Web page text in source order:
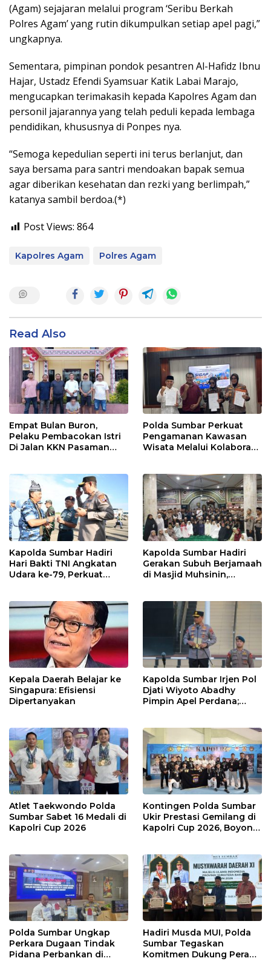
(Agam) sejajaran melalui program ‘Seribu Berkah
Polres Agam’ yang rutin dikumpulkan setiap apel pagi,”
ungkapnya.
Sementara, pimpinan pondok pesantren Al-Hafidz Ibnu
Hajar, Ustadz Efendi Syamsuar Katik Labai Marajo,
mengucapkan terimakasih kepada Kapolres Agam dan
personil jajarannya yang telah peduli kepada lembaga
pendidikan, khususnya di Ponpes nya.
“Semoga kepedulian seperti ini terus berlanjut, dan
saya bersama para santri mendoakan bapak semua
agar diberikan kesehatan dan rezki yang berlimpah,”
katanya sambil berdoa.(*)
Post Views: 864
Kapolres Agam Polres Agam
Read Also
Empat Bulan Buron,
Pelaku Pembacokan Istri
Di Jalan KKN Pasaman
Pasbar Di Provinsi
Sumatera Utara
Polda Sumbar Perkuat
Pengamanan Kawasan
Wisata Melalui Kolaborasi
Kapolda Sumbar Hadiri
Hari Bakti TNI Angkatan
Udara ke-79, Perkuat
Kapolda Sumbar Hadiri
Gerakan Subuh Berjamaah
di Masjid Muhsinin,
Kepala Daerah Belajar ke
Singapura: Efisiensi
Dipertanyakan
Kapolda Sumbar Irjen Pol
Djati Wiyoto Abadhy
Pimpin Apel Perdana;
Atlet Taekwondo Polda
Sumbar Sabet 16 Medali di
Kapolri Cup 2026
Kontingen Polda Sumbar
Ukir Prestasi Gemilang di
Kapolri Cup 2026, Boyong
Polda Sumbar Ungkap
Perkara Dugaan Tindak
Pidana Perbankan di
Hadiri Musda MUI, Polda
Sumbar Tegaskan
Komitmen Dukung Peran